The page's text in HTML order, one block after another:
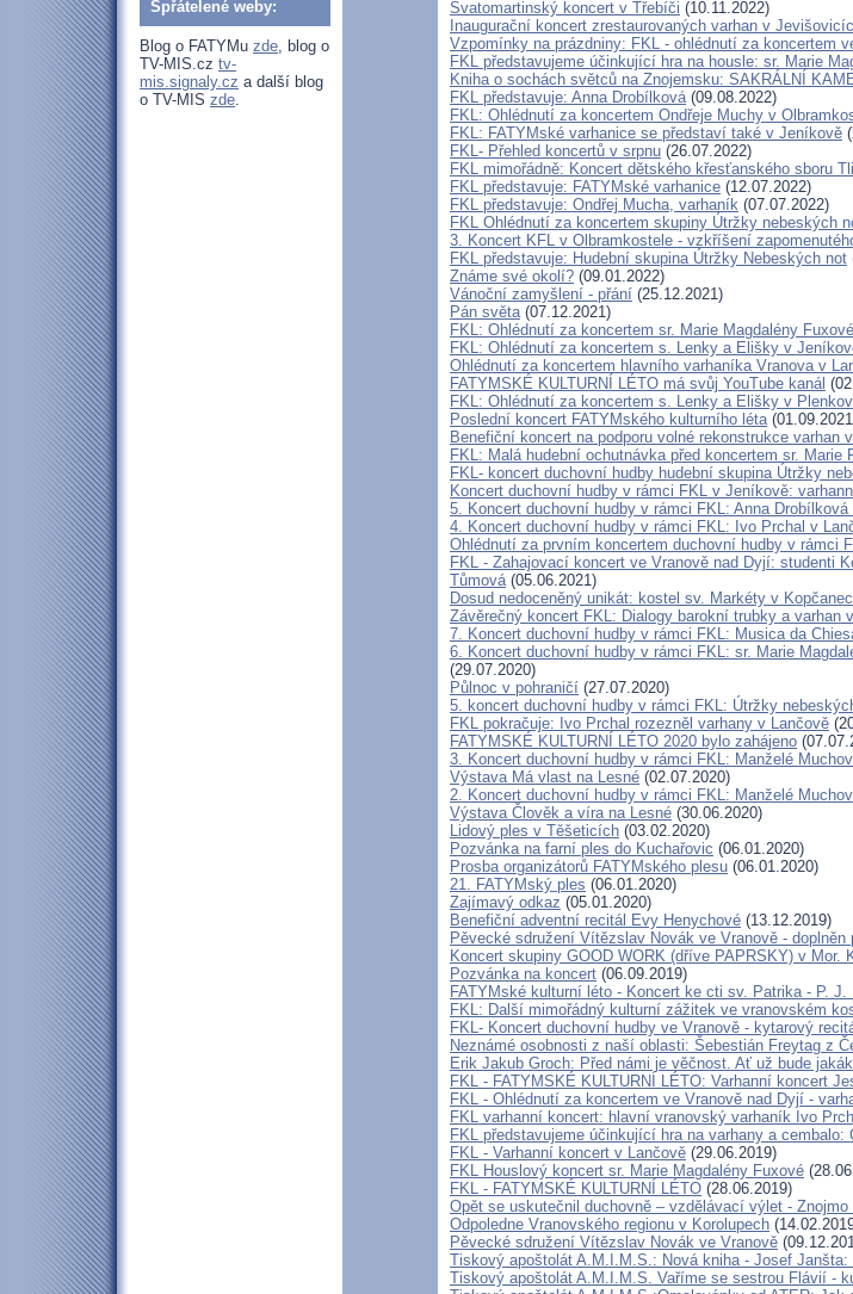
Spřátelené weby:
Blog o FATYMu zde, blog o
TV-MIS.cz tv-
mis.signaly.cz a další blog
o TV-MIS zde.
Svatomartinský koncert v Třebíči (10.11.2022)
Inaugurační koncert zrestaurovaných varhan v
Vzpomínky na prázdniny: FKL - ohlédnutí za koncertem
FKL představujeme účinkující hra na housle: sr. Marie
Kniha o sochách světců na Znojemsku: SAKRÁLNÍ
FKL představuje: Anna Drobílková(09.08.2022)
FKL: Ohlédnutí za koncertem Ondřeje Muchy v
FKL: FATYMské varhanice se představí také v Jeníkově
FKL- Přehled koncertů v srpnu (26.07.2022)
FKL mimořádně: Koncert dětského křesťanského sboru
FKL představuje: FATYMské varhanice (12.07.2022)
FKL představuje: Ondřej Mucha, varhaník (07.07.2022)
FKL Ohlédnutí za koncertem skupiny Útržky nebeských
3. Koncert KFL v Olbramkostele - vzkříšení
FKL představuje: Hudební skupina Útržky Nebeských not
Známe své okolí? (09.01.2022)
Vánoční zamyšlení - přání (25.12.2021)
Pán světa(07.12.2021)
FKL: Ohlédnutí za koncertem sr. Marie Magdalény
FKL: Ohlédnutí za koncertem s. Lenky a Elišky v
Ohlédnutí za koncertem hlavního varhaníka Vranova v
FATYMSKÉ KULTURNÍ LÉTO má svůj YouTube kanál
FKL: Ohlédnutí za koncertem s. Lenky a Elišky v
Poslední koncert FATYMského kulturního léta
Benefiční koncert na podporu volné rekonstrukce varhan
FKL: Malá hudební ochutnávka před koncertem sr. Marie
FKL- koncert duchovní hudby hudební skupina Útržky
Koncert duchovní hudby v rámci FKL v Jeníkově:
5. Koncert duchovní hudby v rámci FKL: Anna
4. Koncert duchovní hudby v rámci FKL: Ivo Prchal v
Ohlédnutí za prvním koncertem duchovní hudby v rámci
FKL - Zahajovací koncert ve Vranově nad Dyjí: studenti
Tůmová(05.06.2021)
Dosud nedoceněný unikát: kostel sv. Markéty v
Závěrečný koncert FKL: Dialogy barokní trubky a varhan
7. Koncert duchovní hudby v rámci FKL: Musica da
6. Koncert duchovní hudby v rámci FKL: sr. Marie
(29.07.2020)
Půlnoc v pohraničí (27.07.2020)
5. koncert duchovní hudby v rámci FKL: Útržky
FKL pokračuje: Ivo Prchal rozezněl varhany v Lančově
FATYMSKÉ KULTURNÍ LÉTO 2020 bylo zahájeno
3. Koncert duchovní hudby v rámci FKL: Manželé
Výstava Má vlast na Lesné (02.07.2020)
2. Koncert duchovní hudby v rámci FKL: Manželé
Výstava Člověk a víra na Lesné (30.06.2020)
Lidový ples v Těšeticích (03.02.2020)
Pozvánka na farní ples do Kuchařovic (06.01.2020)
Prosba organizátorů FATYMského plesu (06.01.2020)
21. FATYMský ples (06.01.2020)
Zajímavý odkaz (05.01.2020)
Benefiční adventní recitál Evy Henychové (13.12.2019)
Pěvecké sdružení Vítězslav Novák ve Vranově - doplněn
Koncert skupiny GOOD WORK (dříve PAPRSKY) v Mor.
Pozvánka na koncert (06.09.2019)
FATYMské kulturní léto - Koncert ke cti sv. Patrika - P. J.
FKL: Další mimořádný kulturní zážitek ve vranovském
FKL- Koncert duchovní hudby ve Vranově - kytarový
Neznámé osobnosti z naší oblasti: Šebestián Freytag z
Erik Jakub Groch: Před námi je věčnost. Ať už bude
FKL - FATYMSKÉ KULTURNÍ LÉTO: Varhanní koncert
FKL - Ohlédnutí za koncertem ve Vranově nad Dyjí -
FKL varhanní koncert: hlavní vranovský varhaník Ivo
FKL představujeme účinkující hra na varhany a cembalo:
FKL - Varhanní koncert v Lančově (29.06.2019)
FKL Houslový koncert sr. Marie Magdalény Fuxové
FKL - FATYMSKÉ KULTURNÍ LÉTO (28.06.2019)
Opět se uskutečnil duchovně – vzdělávací výlet - Znojmo
Odpoledne Vranovského regionu v Korolupech
Pěvecké sdružení Vítězslav Novák ve Vranově
Tiskový apoštolát A.M.I.M.S.: Nová kniha - Josef Janšta:
Tiskový apoštolát A.M.I.M.S. Vaříme se sestrou Flávií -